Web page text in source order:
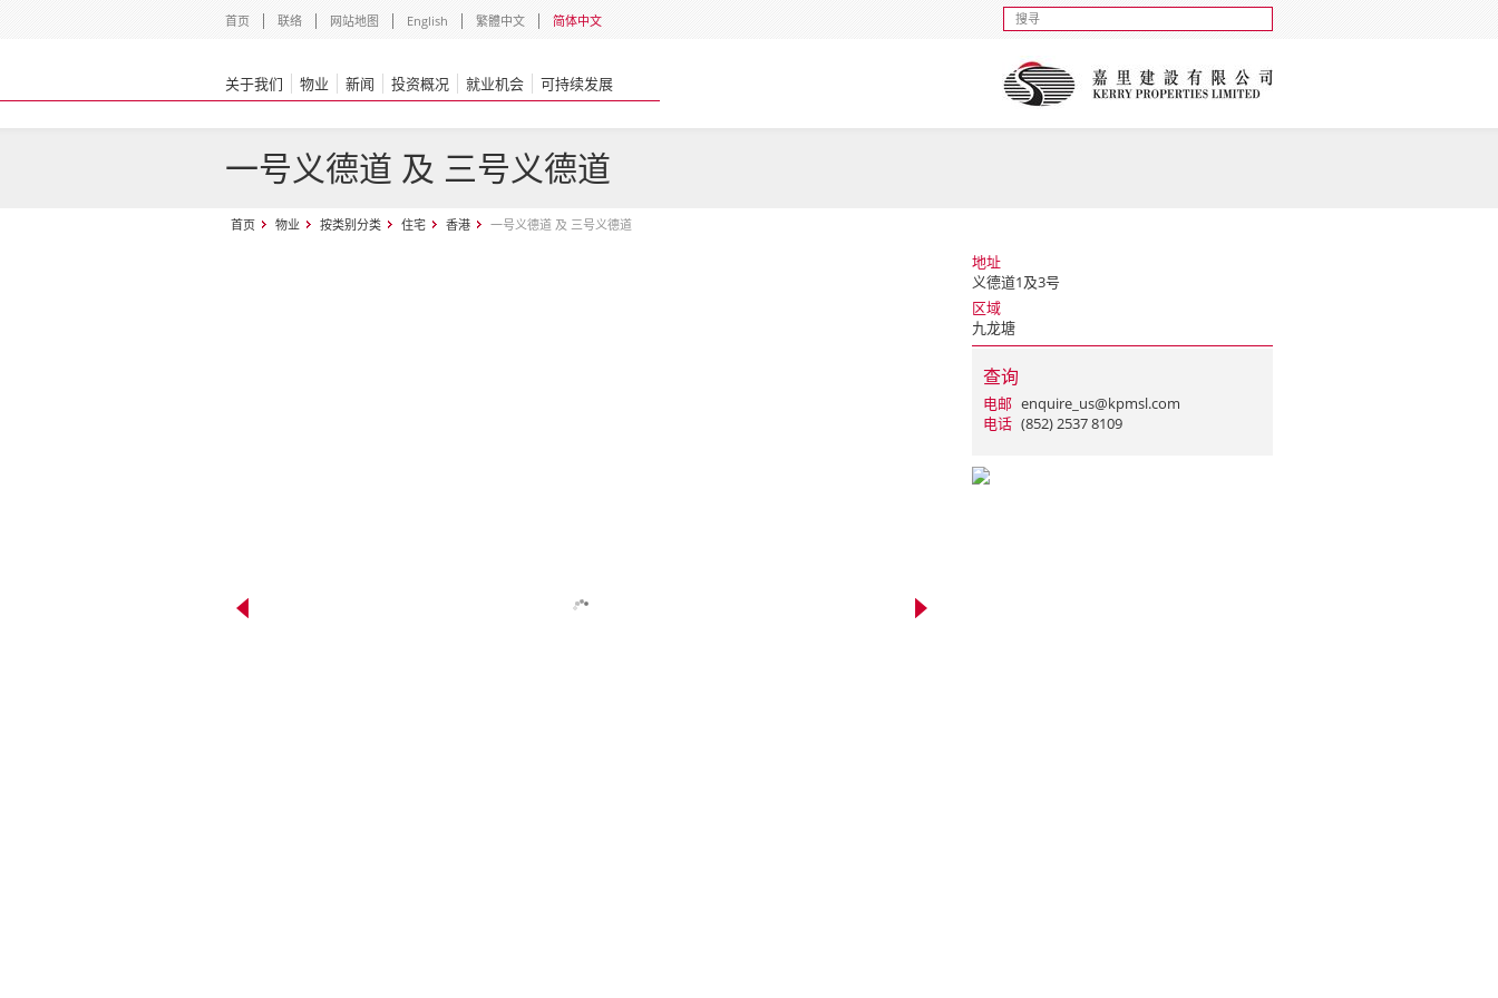
首页 联络 网站地图 English 繁體中文 简体中文
关于我们 物业 新闻 投资概况 就业机会 可持续发展
一号义德道 及 三号义德道
首页 物业 按类别分类 住宅 香港 一号义德道 及 三号义德道
地址
义德道1及3号
区域
九龙塘
查询
电邮 enquire_us@kpmsl.com
电话 (852) 2537 8109